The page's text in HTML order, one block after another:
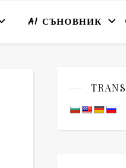
AI СЪНОВНИК